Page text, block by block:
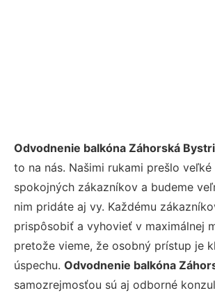
Odvodnenie balkóna Záhorská
to na nás. Našimi rukami prešlo
spokojných zákazníkov a budeme
nim pridáte aj vy. Každému
prispôsobiť a vyhovieť v maximálnej
pretože vieme, že osobný prístup je
úspechu. Odvodnenie balkóna
samozrejmosťou sú aj odborné